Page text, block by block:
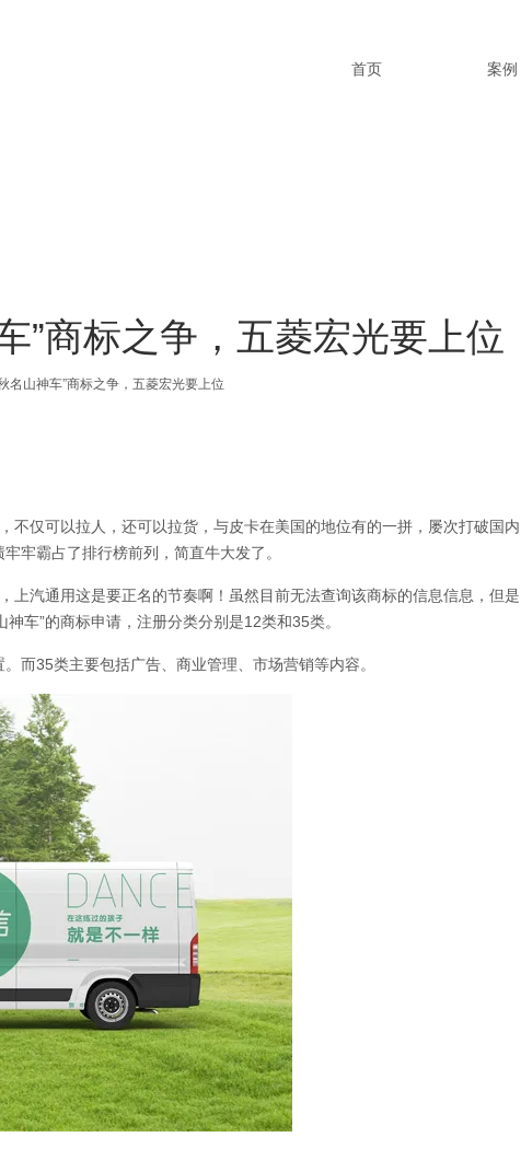
首页 案例
”商标之争，五菱宏光要上位
名山神车”商标之争，五菱宏光要上位
不仅可以拉人，还可以拉货，与皮卡在美国的地位有的一拼，屡次打破国内
牢霸占了排行榜前列，简直牛大发了。
上汽通用这是要正名的节奏啊！虽然目前无法查询该商标的信息信息，但是
车”的商标申请，注册分类分别是12类和35类。
而35类主要包括广告、商业管理、市场营销等内容。